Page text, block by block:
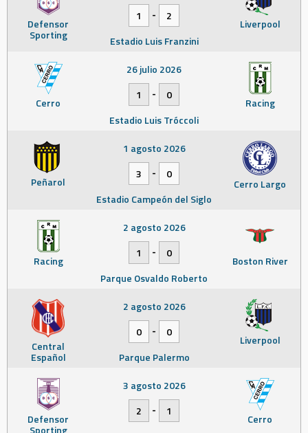
Defensor
Sporting
Liverpool
1
-
2
Estadio Luis Franzini
Cerro Racing
26 julio 2026
1
-
0
Estadio Luis Tróccoli
Peñarol Cerro Largo
1 agosto 2026
3
-
0
Estadio Campeón del Siglo
Racing Boston River
2 agosto 2026
1
-
0
Parque Osvaldo Roberto
Central
Español
Liverpool
2 agosto 2026
0
-
0
Parque Palermo
Defensor
Sporting
Cerro
3 agosto 2026
2
-
1